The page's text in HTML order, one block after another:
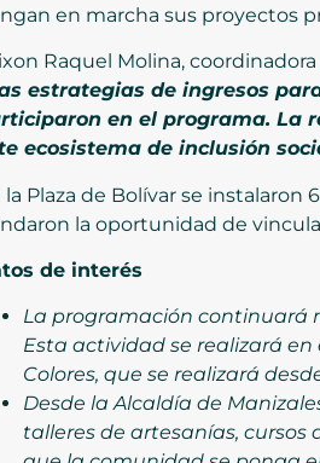
en marcha sus proyectos
Raquel Molina,
estrategias de ingresos
en el programa. La
ecosistema de inclusión
la Plaza de Bolívar se
la oportunidad de
de interés
La programación continuará
Esta actividad se realizará en
Colores, que se realizará
Desde la Alcaldía de
talleres de artesanías, cursos